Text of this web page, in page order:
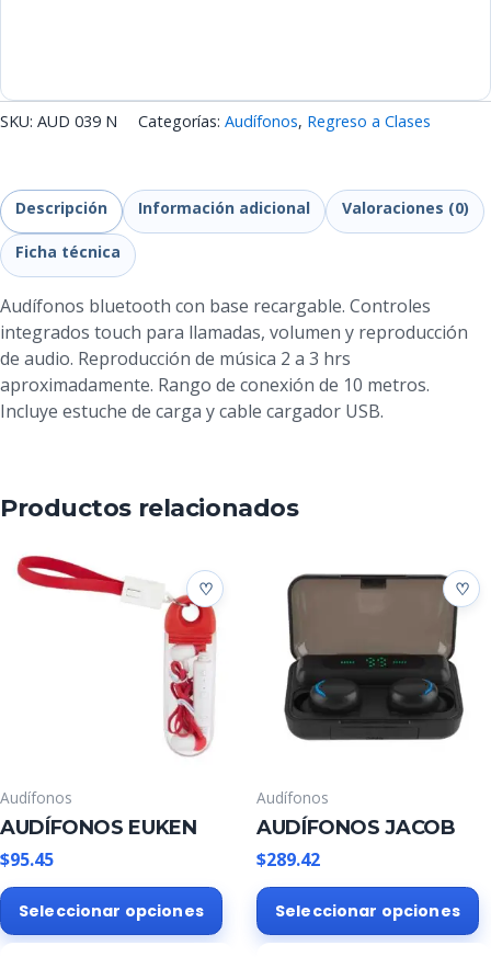
SKU: AUD 039 N Categorías: Audífonos, Regreso a Clases
Descripción Información adicional Valoraciones (0)
Ficha técnica
Audífonos bluetooth con base recargable. Controles
integrados touch para llamadas, volumen y reproducción
de audio. Reproducción de música 2 a 3 hrs
aproximadamente. Rango de conexión de 10 metros.
Incluye estuche de carga y cable cargador USB.
Productos relacionados
Audífonos
AUDÍFONOS EUKEN
$95.45
Seleccionar opciones
Este
producto
tiene
Audífonos
AUDÍFONOS JACOB
$289.42
Seleccionar opciones